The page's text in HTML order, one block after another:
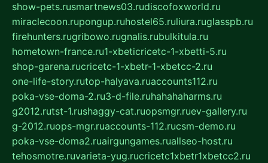
show-pets.rusmartnews03.rudiscofoxworld.ru
miraclecoon.rupongup.ruhostel65.ruliura.ruglasspb.ru
firehunters.rugribowo.rugnalis.rubulkitula.ru
hometown-france.ru1-xbeticricetc-1-xbetti-5.ru
shop-garena.rucricetc-1-xbetr-1-xbetcc-2.ru
one-life-story.rutop-halyava.ruaccounts112.ru
poka-vse-doma-2.ru3-d-file.ruhahahaharms.ru
g2012.rutst-1.rushaggy-cat.ruopsmgr.ruev-gallery.ru
g-2012.ruops-mgr.ruaccounts-112.rucsm-demo.ru
poka-vse-doma2.ruairgungames.ruallseo-host.ru
tehosmotre.ruvarieta-yug.rucricetc1xbetr1xbetcc2.ru